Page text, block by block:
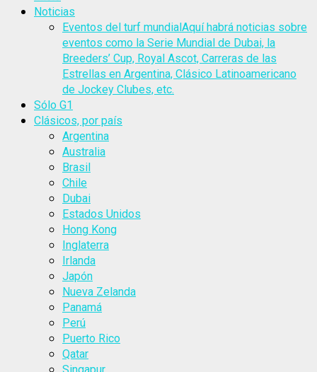
Noticias
Eventos del turf mundialAquí habrá noticias sobre
eventos como la Serie Mundial de Dubai, la
Breeders’ Cup, Royal Ascot, Carreras de las
Estrellas en Argentina, Clásico Latinoamericano
de Jockey Clubes, etc.
Sólo G1
Clásicos, por país
Argentina
Australia
Brasil
Chile
Dubai
Estados Unidos
Hong Kong
Inglaterra
Irlanda
Japón
Nueva Zelanda
Panamá
Perú
Puerto Rico
Qatar